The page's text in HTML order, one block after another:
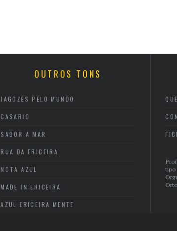
OUTROS TONS
JAGOZES PELO MUNDO
CASARIO
SABOR A MAR
RUA DA ERICEIRA
NOTA AZUL
MADE IN ERICEIRA
AZUL ERICEIRA MENTE
tipo